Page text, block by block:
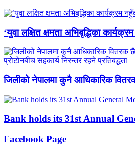
‘युवा लक्षित क्षमता अभिबृद्धिका
जिलीको नेपालमा कुनै आधिकारिक
Bank holds its 31st Annual
Facebook Page